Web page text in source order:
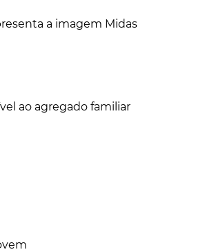
a imagem Midas
ao agregado familiar